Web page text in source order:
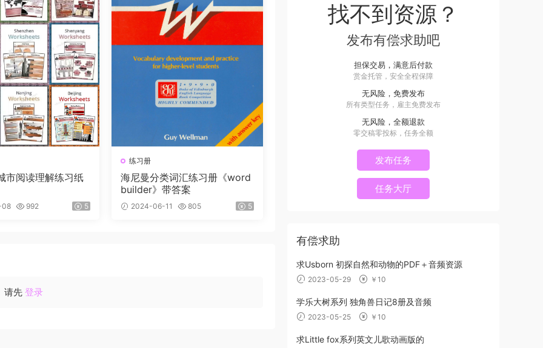
992 5
练习册
海尼曼分类词汇练习册《word
builder》带答案
2024-06-11 805 5
请先 登录
找不到资源？
发布有偿求助吧
担保交易，满意后付款
赏金托管，安全全程保障
无风险，免费发布
所有类型任务，雇主免费发布
无风险，全额退款
零交稿零投标，任务全额
发布任务
任务大厅
有偿求助
求Usborn 初探自然和动物的PDF＋音频资源
2023-05-29 ￥10
学乐大树系列 独角兽日记8册及音频
2023-05-25 ￥10
求Little fox系列英文儿歌动画版的